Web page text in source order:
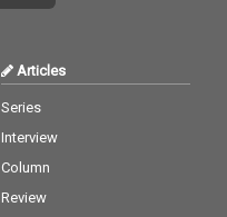
Articles
Series
Interview
Column
Review